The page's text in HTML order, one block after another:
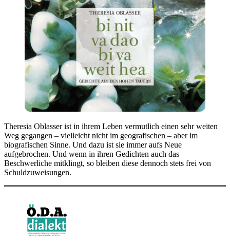
Theresia Oblasser ist in ihrem Leben vermutlich einen sehr weiten
Weg gegangen – vielleicht nicht im geografischen – aber im
biografischen Sinne. Und dazu ist sie immer aufs Neue
aufgebrochen. Und wenn in ihren Gedichten auch das
Beschwerliche mitklingt, so bleiben diese dennoch stets frei von
Schuldzuweisungen.